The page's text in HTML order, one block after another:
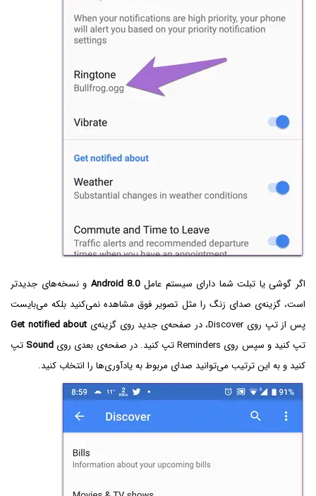
اگر گوشی یا تبلت شما دارای سیستم عاملAndroid 8.0 و نسخه‌های جدیدتر
است، گزینه‌ی صدای زنگ را مثل تصویر فوق مشاهده نمی‌کنید بلکه می‌بایست
پس از تپ روی Discover، در صفحه‌ی جدید روی گزینه‌ی
Get notified about
تپ کنید و سپس روی Reminders تپ کنید. در صفحه‌ی بعدی روی
Sound تپ
کنید و به این ترتیب می‌توانید صدای مربوط به یادآوری‌ها را انتخاب کنید.